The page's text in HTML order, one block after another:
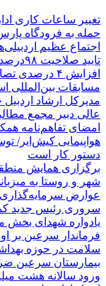
تغییر ساعات کاری
حمله به فرودگاه
اجتماع عظیم
تایید صلاحیت ۹۸درصد نامزدهای شوراهای روستای اردبیل
افزایش ۴ درصدی تصادفات فوتی در جاده‌های اردبیل
مسابقات بین‌المللی
مدیرکل ارشاد
عالی دبیر مجمع
امضای تفاهم‌نامه
هواپیمایی کیش‌ایر/
دستور کار است
برگزاری همایش
شهر و روستا به
عوارض
سروری رئیس جدید
یادواره شهدای
فرماندار سرعین بر
سلامت در حوزه
بیمارستان سرعین
ورود سالانه هشت